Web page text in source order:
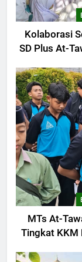
Kolaborasi
SD Plus At-
MTs At-
Tingkat KKM